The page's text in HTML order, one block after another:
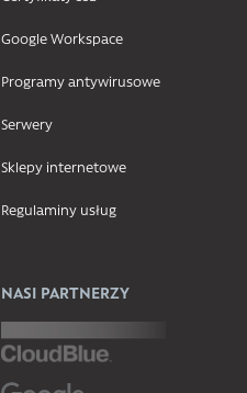
Google Workspace
Programy antywirusowe
Serwery
Sklepy internetowe
Regulaminy usług
NASI PARTNERZY